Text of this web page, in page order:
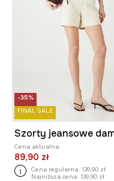
-35%
FINAL SALE
Cena aktualna:
89,90 zł
Cena regularna: 139,90 zł
Najniższa cena: 139,90 zł